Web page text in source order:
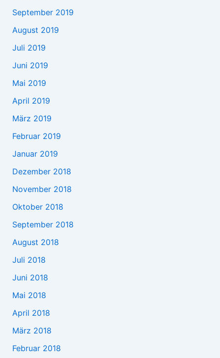
September 2019
August 2019
Juli 2019
Juni 2019
Mai 2019
April 2019
März 2019
Februar 2019
Januar 2019
Dezember 2018
November 2018
Oktober 2018
September 2018
August 2018
Juli 2018
Juni 2018
Mai 2018
April 2018
März 2018
Februar 2018